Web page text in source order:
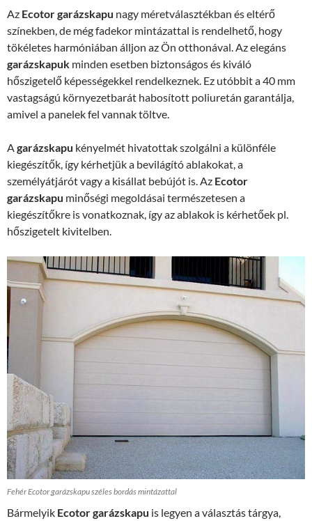
Az Ecotor garázskapu nagy méretválasztékban és eltérő
színekben, de még fadekor mintázattal is rendelhető, hogy
tökéletes harmóniában álljon az Ön otthonával. Az elegáns
garázskapuk minden esetben biztonságos és kiváló
hőszigetelő képességekkel rendelkeznek. Ez utóbbit a 40 mm
vastagságú környezetbarát habosított poliuretán garantálja,
amivel a panelek fel vannak töltve.
Agarázskapu kényelmét hivatottak szolgálni a különféle
kiegészítők, így kérhetjük a bevilágító ablakokat, a
személyátjárót vagy a kisállat bebújót is. Az Ecotor
garázskapu minőségi megoldásai természetesen a
kiegészítőkre is vonatkoznak, így az ablakok is kérhetőek pl.
hőszigetelt kivitelben.
Fehér Ecotor garázskapu széles bordás mintázattal
Bármelyik Ecotor garázskapu is legyen a választás tárgya,